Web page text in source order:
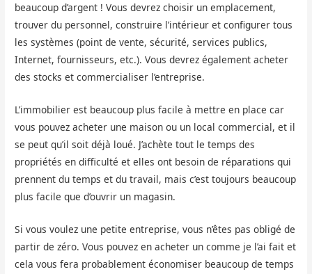
beaucoup d’argent ! Vous devrez choisir un emplacement,
trouver du personnel, construire l’intérieur et configurer tous
les systèmes (point de vente, sécurité, services publics,
Internet, fournisseurs, etc.). Vous devrez également acheter
des stocks et commercialiser l’entreprise.
L’immobilier est beaucoup plus facile à mettre en place car
vous pouvez acheter une maison ou un local commercial, et il
se peut qu’il soit déjà loué. J’achète tout le temps des
propriétés en difficulté et elles ont besoin de réparations qui
prennent du temps et du travail, mais c’est toujours beaucoup
plus facile que d’ouvrir un magasin.
Si vous voulez une petite entreprise, vous n’êtes pas obligé de
partir de zéro. Vous pouvez en acheter un comme je l’ai fait et
cela vous fera probablement économiser beaucoup de temps